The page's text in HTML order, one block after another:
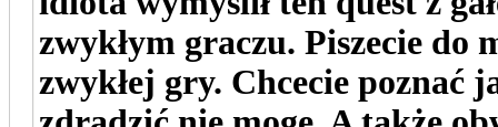
zwykłym graczu. Piszecie do
zwykłej gry. Chcecie poznać